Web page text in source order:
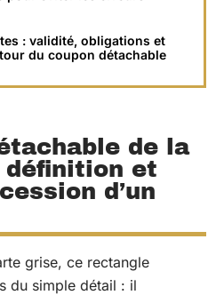
: validité, obligations et
du coupon détachable
de la
et
d’un
grise, ce rectangle
du simple détail : il